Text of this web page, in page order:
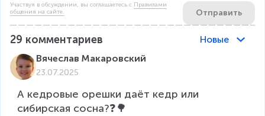
Участвуя в обсуждении, вы соглашаетесь c Правилами
общения на сайте.
Отправить
29 комментариев
Новые
Вячеслав Макаровский
23.07.2025
А кедровые орешки даёт кедр или
сибирская сосна?❓🌳